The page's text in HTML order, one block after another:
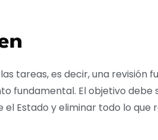
tareas, es decir, una revisión
fundamental. El objetivo debe
Estado y eliminar todo lo que